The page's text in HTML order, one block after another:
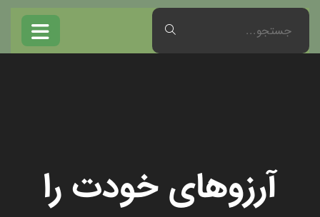
آرزوهای خودت را